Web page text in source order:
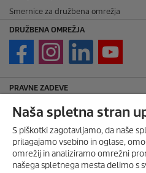
Smernice za družbena omrežja
DRUŽBENA OMREŽJA
PRAVNE ZADEVE
Imprint
Avtorske pravice
Zavrnitev odgovornosti
Pravila nagradne igre
Politika zasebnosti
Naša spletna stran
S piškotki zagotavljamo, da naše
prilagajamo vsebino in oglase,
omrežij in analiziramo omrežni
našega spletnega mesta delimo s